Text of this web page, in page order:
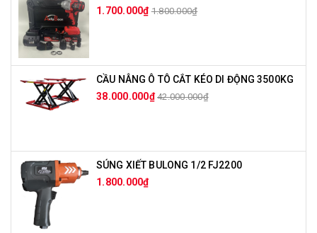
1.700.000₫ 1.800.000₫
CẦU NÂNG Ô TÔ CẮT KÉO DI ĐỘNG 3500KG
38.000.000₫ 42.000.000₫
SÚNG XIẾT BULONG 1/2 FJ2200
1.800.000₫